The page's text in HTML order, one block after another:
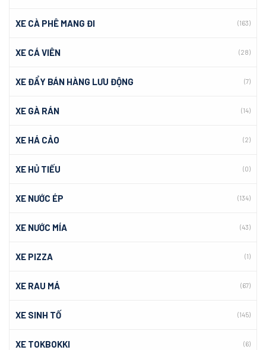
XE CÀ PHÊ MANG ĐI (163)
XE CÁ VIÊN (28)
XE ĐẨY BÁN HÀNG LƯU ĐỘNG (7)
XE GÀ RÁN (14)
XE HÁ CẢO (2)
XE HỦ TIẾU (0)
XE NƯỚC ÉP (134)
XE NƯỚC MÍA (43)
XE PIZZA (1)
XE RAU MÁ (67)
XE SINH TỐ (145)
XE TOKBOKKI (6)